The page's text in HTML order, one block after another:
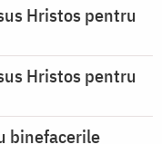
Hristos pentru
Hristos pentru
binefacerile